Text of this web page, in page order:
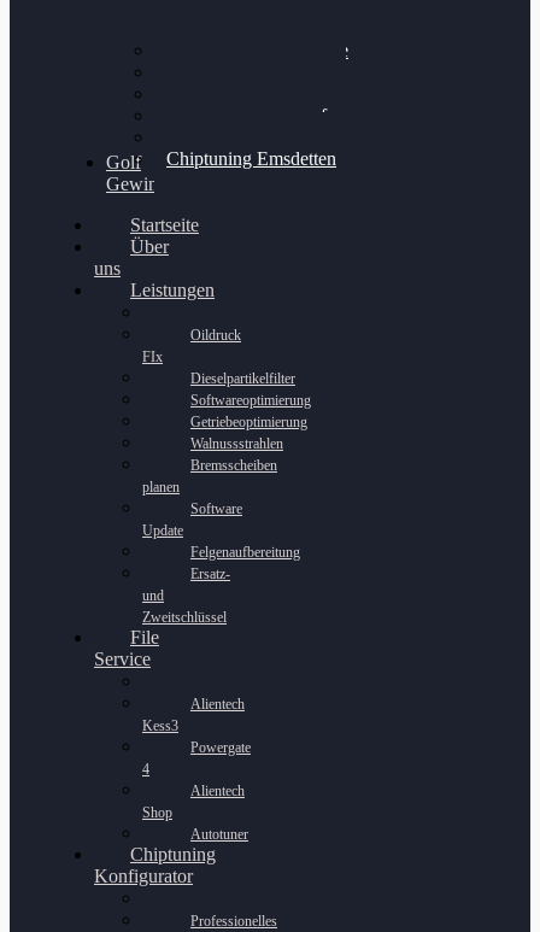
Bilgenroth Performance
Chiptuning Schüttorf
Chiptuning Emsdetten
Golf
Gewinnspiel
Startseite
Über
uns
Leistungen
Oildruck
FIx
Dieselpartikelfilter
Softwareoptimierung
Getriebeoptimierung
Walnussstrahlen
Bremsscheiben
planen
Software
Update
Felgenaufbereitung
Ersatz-
und
Zweitschlüssel
File
Service
Alientech
Kess3
Powergate
4
Alientech
Shop
Autotuner
Chiptuning
Konfigurator
Professionelles